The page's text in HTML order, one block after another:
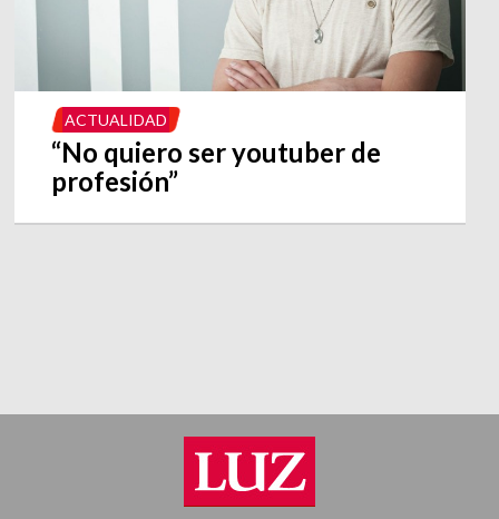
ACTUALIDAD
“No quiero ser youtuber de
profesión”